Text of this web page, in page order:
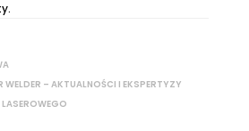
– AKTUALNOŚCI I EKSPERTYZY